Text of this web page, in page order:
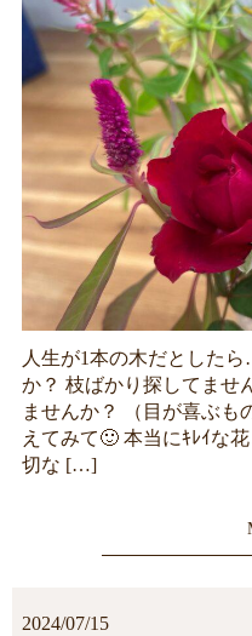
人生が1本の木だとした
か？ 枝ばかり探してませ
ませんか？ （目が喜ぶ
えてみて🙂 本当にｷﾚｲな
切な […]
2024/07/15